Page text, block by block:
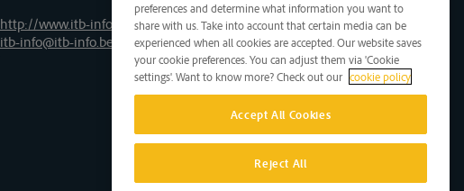
http://www.itb-info.be
itb-info@itb-info.be
preferences and determine what information you want to
share with us. Take into account that certain media can be
experienced when all cookies are accepted. Our website saves
your cookie preferences. You can adjust them via 'Cookie
settings'. Want to know more? Check out our cookie policy
Accept All Cookies
Reject All